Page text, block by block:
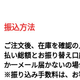
振込方法
ご注文後、在庫を確認
払い総額とお振り替え
か一メール届かないの場
※振り込み手数料は、